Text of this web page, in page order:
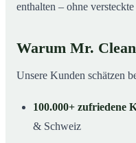
enthalten – ohne
Warum Mr.
Unsere Kunden schätzen
100.000+ zufriedene
& Schweiz